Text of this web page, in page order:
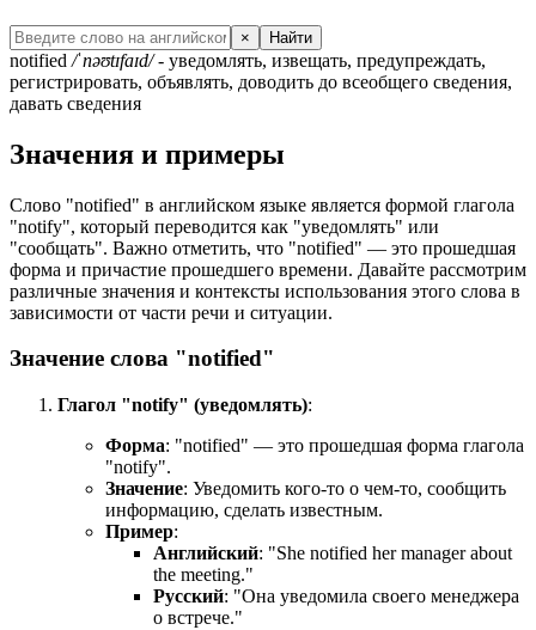
× Найти
notified /ˈnəʊtɪfaɪd/- уведомлять, извещать, предупреждать,
регистрировать, объявлять, доводить до всеобщего сведения,
давать сведения
Значения и примеры
Слово "notified" в английском языке является формой глагола
"notify", который переводится как "уведомлять" или
"сообщать". Важно отметить, что "notified" — это прошедшая
форма и причастие прошедшего времени. Давайте рассмотрим
различные значения и контексты использования этого слова в
зависимости от части речи и ситуации.
Значение слова "notified"
Глагол "notify" (уведомлять):
Форма: "notified" — это прошедшая форма глагола
"notify".
Значение: Уведомить кого-то о чем-то, сообщить
информацию, сделать известным.
Пример:
Английский: "She notified her manager about
the meeting."
Русский: "Она уведомила своего менеджера
о встрече."